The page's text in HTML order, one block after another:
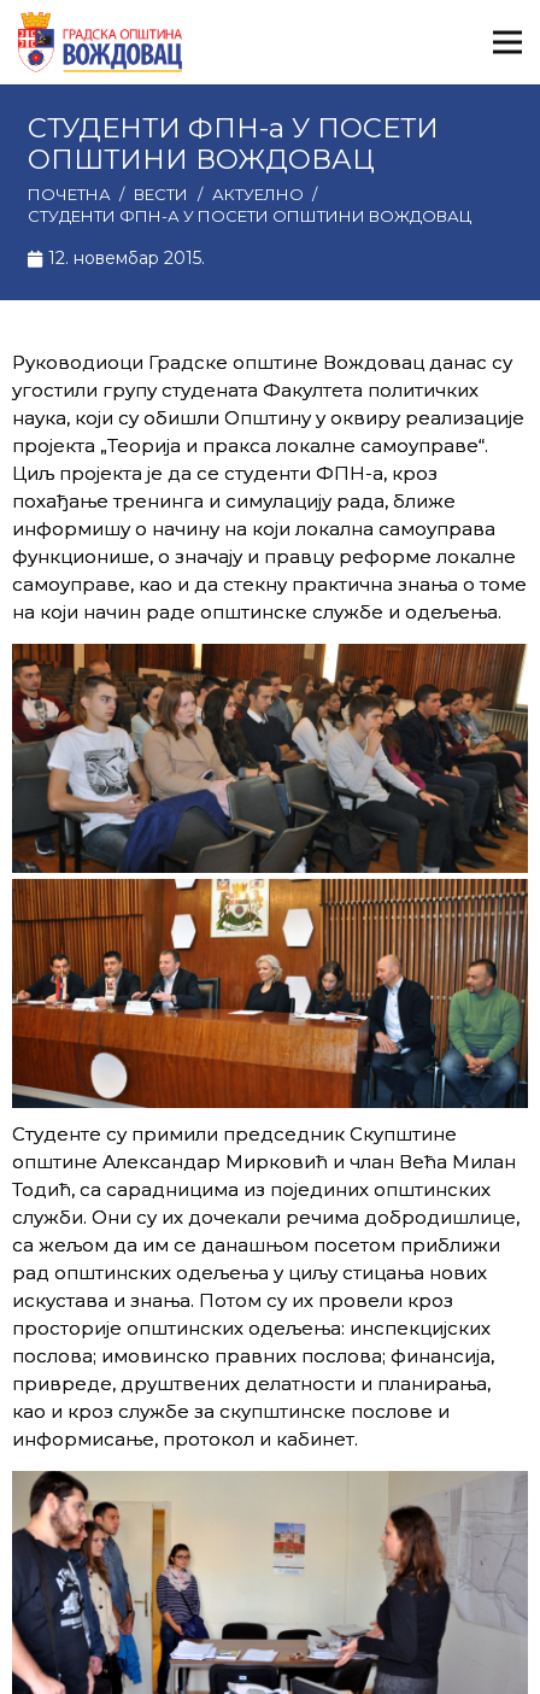
СТУДЕНТИ ФПН-а У ПОСЕТИ
ОПШТИНИ ВОЖДОВАЦ
ПОЧЕТНА / ВЕСТИ / АКТУЕЛНО /
СТУДЕНТИ ФПН-А У ПОСЕТИ ОПШТИНИ ВОЖДОВАЦ
12. новембар 2015.
Руководиоци Градске општине Вождовац данас су
угостили групу студената Факултета политичких
наука, који су обишли Општину у оквиру реализације
пројекта „Теорија и пракса локалне самоуправе“.
Циљ пројекта је да се студенти ФПН-а, кроз
похађање тренинга и симулацију рада, ближе
информишу о начину на који локална самоуправа
функционише, о значају и правцу реформе локалне
самоуправе, као и да стекну практична знања о томе
на који начин раде општинске службе и одељења.
Студенте су примили председник Скупштине
општине Александар Мирковић и члан Већа Милан
Тодић, са сарадницима из појединих општинских
служби. Они су их дочекали речима добродишлице,
са жељом да им се данашњом посетом приближи
рад општинских одељења у циљу стицања нових
искустава и знања. Потом су их провели кроз
просторије општинских одељења: инспекцијских
послова; имовинско правних послова; финансија,
привреде, друштвених делатности и планирања,
као и кроз службе за скупштинске послове и
информисање, протокол и кабинет.